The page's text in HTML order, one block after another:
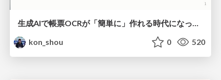
生成AIで帳票OCRが「簡単に」作れる時代になった？
kon_shou
0 520